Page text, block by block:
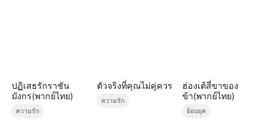
ปฏิเสธรักราชัน
มังกร(พากย์ไทย)
ความรัก
ตัวจริงที่คุณไม่คู่ควร
ความรัก
ฮ่องเต้สี่ขาของ
ข้า(พากย์ไทย)
ย้อนยุค